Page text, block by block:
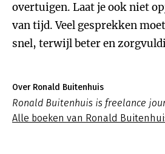
overtuigen. Laat je ook niet
van tijd. Veel gesprekken
snel, terwijl beter en
Over Ronald Buitenhuis
Ronald Buitenhuis is freelance
Alle boeken van Ronald